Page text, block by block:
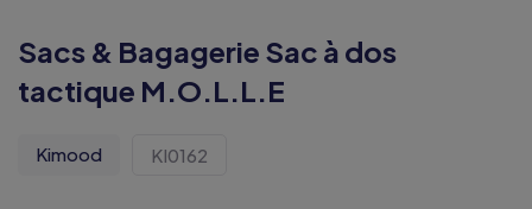
Sacs & Bagagerie Sac à dos
tactique M.O.L.L.E
Kimood KI0162